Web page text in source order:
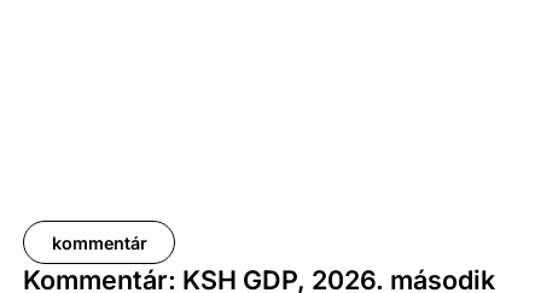
kommentár
Kommentár: KSH GDP, 2026. második